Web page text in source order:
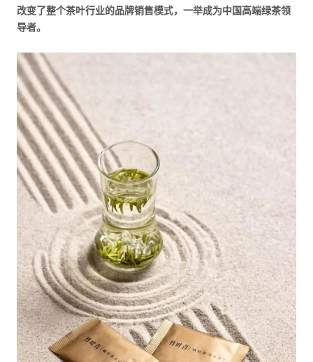
改变了整个茶叶行业的品牌销售模式，一举成为中国高端绿茶领
导者。